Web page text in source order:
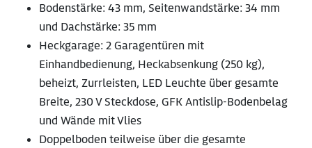
Bodenstärke: 43 mm, Seitenwandstärke: 34 mm
und Dachstärke: 35 mm
Heckgarage: 2 Garagentüren mit
Einhandbedienung, Heckabsenkung (250 kg),
beheizt, Zurrleisten, LED Leuchte über gesamte
Breite, 230 V Steckdose, GFK Antislip-Bodenbelag
und Wände mit Vlies
Doppelboden teilweise über die gesamte